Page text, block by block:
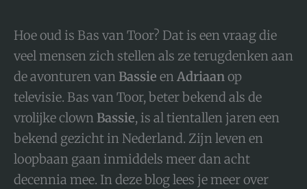
Hoe oud is Bas van Toor? Dat is een vraag die
veel mensen zich stellen als ze terugdenken aan
de avonturen vanBassie enAdriaanop
televisie. Bas van Toor, beter bekend als de
vrolijke clownBassie, is al tientallen jaren een
bekend gezicht in Nederland. Zijn leven en
loopbaan gaan inmiddels meer dan acht
decennia mee. In deze blog lees je meer over